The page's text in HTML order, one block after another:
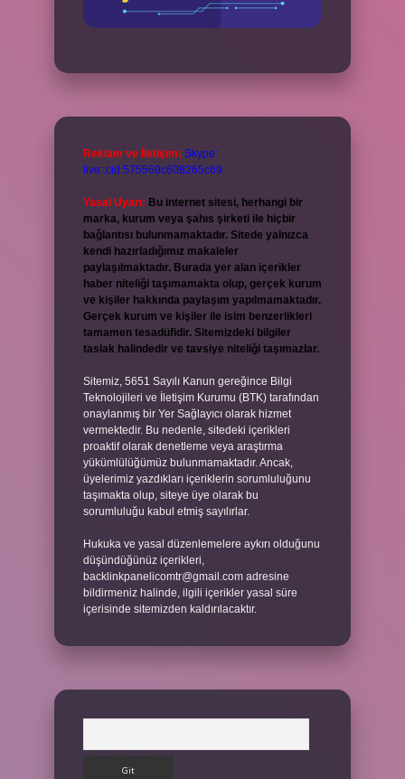
Reklam ve İletişim: Skype:
live:.cid.575569c608265c69
Yasal Uyarı: Bu internet sitesi, herhangi bir
marka, kurum veya şahıs şirketi ile hiçbir
bağlantısı bulunmamaktadır. Sitede yalnızca
kendi hazırladığımız makaleler
paylaşılmaktadır. Burada yer alan içerikler
haber niteliği taşımamakta olup, gerçek kurum
ve kişiler hakkında paylaşım yapılmamaktadır.
Gerçek kurum ve kişiler ile isim benzerlikleri
tamamen tesadüfidir. Sitemizdeki bilgiler
taslak halindedir ve tavsiye niteliği taşımazlar.
Sitemiz, 5651 Sayılı Kanun gereğince Bilgi
Teknolojileri ve İletişim Kurumu (BTK) tarafından
onaylanmış bir Yer Sağlayıcı olarak hizmet
vermektedir. Bu nedenle, sitedeki içerikleri
proaktif olarak denetleme veya araştırma
yükümlülüğümüz bulunmamaktadır. Ancak,
üyelerimiz yazdıkları içeriklerin sorumluluğunu
taşımakta olup, siteye üye olarak bu
sorumluluğu kabul etmiş sayılırlar.
Hukuka ve yasal düzenlemelere aykırı olduğunu
düşündüğünüz içerikleri,
backlinkpanelicomtr@gmail.com adresine
bildirmeniz halinde, ilgili içerikler yasal süre
içerisinde sitemizden kaldırılacaktır.